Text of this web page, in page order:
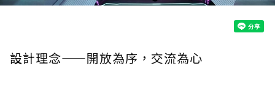
設計理念——開放為序，交流為心